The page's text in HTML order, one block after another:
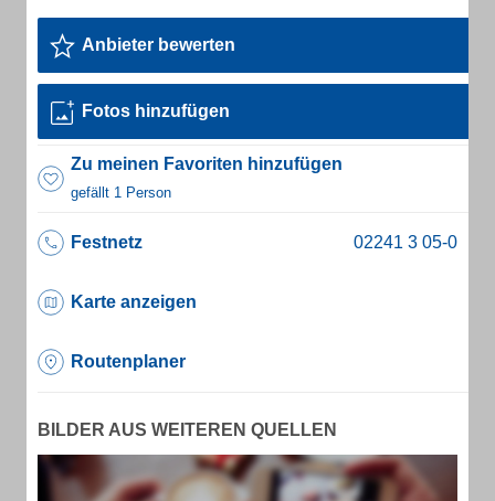
Anbieter bewerten
Fotos hinzufügen
Zu meinen Favoriten hinzufügen
gefällt 1 Person
Festnetz
Karte anzeigen
Routenplaner
BILDER AUS WEITEREN QUELLEN